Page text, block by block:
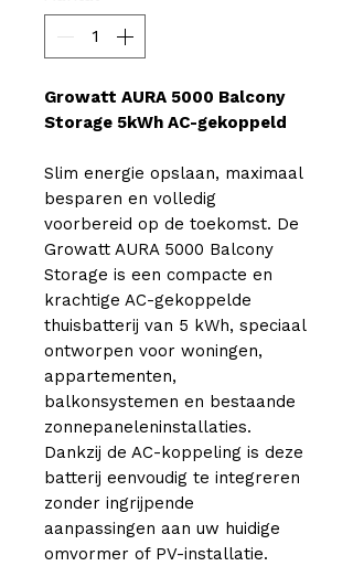
Growatt AURA 5000 Balcony
Storage 5kWh AC-gekoppeld
Slim energie opslaan, maximaal
besparen en volledig
voorbereid op de toekomst. De
Growatt AURA 5000 Balcony
Storage is een compacte en
krachtige AC-gekoppelde
thuisbatterij van 5 kWh, speciaal
ontworpen voor woningen,
appartementen,
balkonsystemen en bestaande
zonnepaneleninstallaties.
Dankzij de AC-koppeling is deze
batterij eenvoudig te integreren
zonder ingrijpende
aanpassingen aan uw huidige
omvormer of PV-installatie.